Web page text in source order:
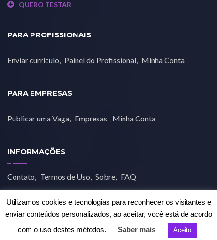
QUERO TESTAR
PARA PROFISSIONAIS
Enviar currículo Painel do Profissional Minha Conta
PARA EMPRESAS
Publicar uma Vaga Empresas Minha Conta
INFORMAÇÕES
Contato Termos de Uso Sobre FAQ
© 2019 Job Estética. Todos os direitos reservados.
Utilizamos cookies e tecnologias para reconhecer os visitantes e
enviar conteúdos personalizados, ao aceitar, você está de acordo
com o uso destes métodos.
Saber mais Aceito